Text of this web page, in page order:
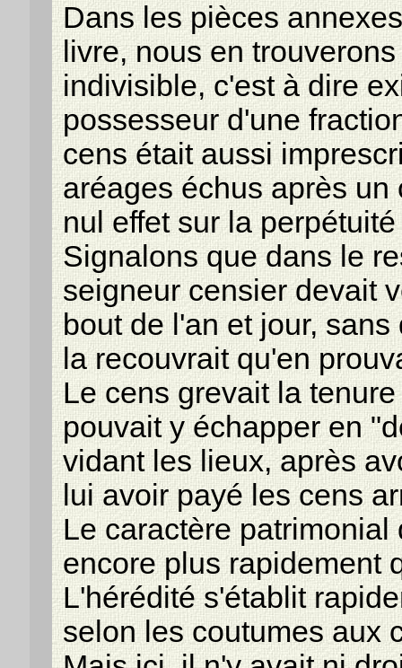
Dans les pièces
livre, nous en
indivisible, c'est à dire
possesseur d'une
cens était aussi
aréages échus après
nul effet sur la
Signalons que dans le
seigneur censier devait
bout de l'an et jour,
la recouvrait qu'en
Le cens grevait la
pouvait y échapper en
vidant les lieux, après
lui avoir payé les cens
Le caractère patrimonial
encore plus rapidement
L'hérédité s'établit
selon les coutumes aux